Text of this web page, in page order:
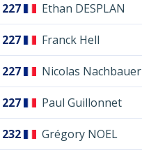
227 Ethan DESPLAN
227 Franck Hell
227 Nicolas Nachbauer
227 Paul Guillonnet
232 Grégory NOEL